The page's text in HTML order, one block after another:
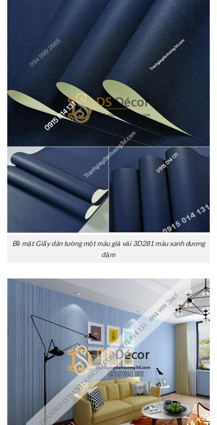
Bề mặt Giấy dán tường một màu giả vải 3D281 màu xanh dương
đậm